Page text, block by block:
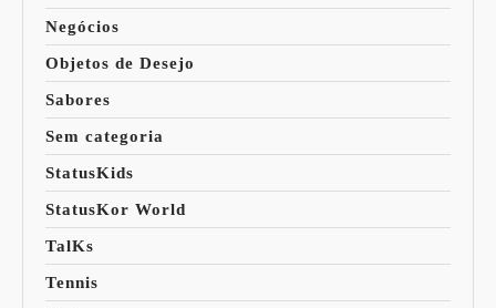
Negócios
Objetos de Desejo
Sabores
Sem categoria
StatusKids
StatusKor World
TalKs
Tennis